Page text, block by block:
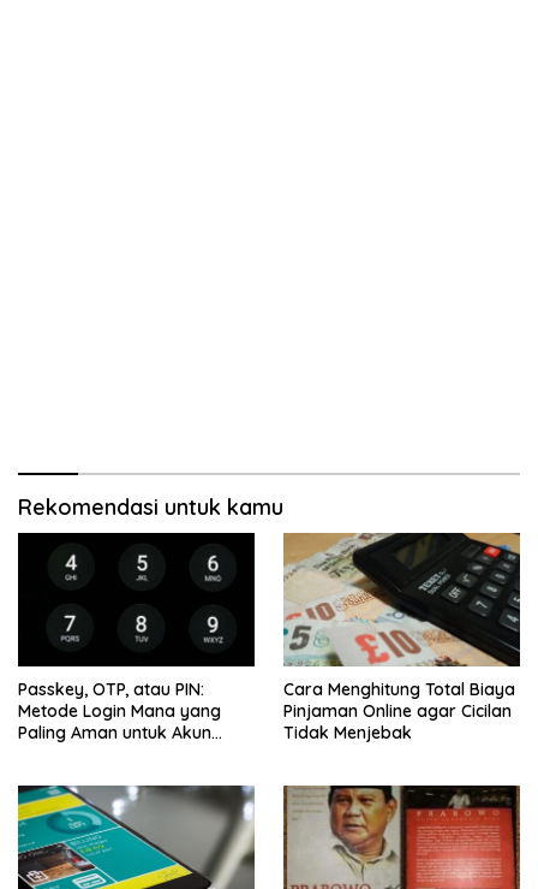
Rekomendasi untuk kamu
Passkey, OTP, atau PIN:
Metode Login Mana yang
Paling Aman untuk Akun
Cara Menghitung Total Biaya
Pinjaman Online agar Cicilan
Tidak Menjebak